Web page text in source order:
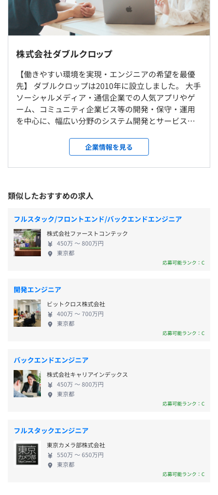
・基礎的なコーディングの問題
・実践的な模擬開発作業
＜特徴＞
入社後の研修は、段階的に難易度が上がります。
し、非常に貴重な学習経験を積むことが出来ます。
そのため、出来るだけ時間を無駄にしないよう、プログラ
ミングの基礎は最低限自分で勉強していただくことをお勧
めしています。
プロジェクトごとに選択、オブジェクト指向、ウォーター
フォール、アジャイル、ペアプロ
・半期ごとに、各々が設定した目標への進捗度合い等をチ
ェックする面談があります。
評価対象となるのは、”スキル面”と”行動指針（人格
面）”の両方です。
実績はもちろんプロセスや行動指針なども考慮し、評価を
また、さらに4半期ごとにも進捗をチェックし、過度な進
捗遅れが発生しないよう注意しています。
程度となります。
・ほぼ全員がWebアプリケーションの開発に従事してい
ます。
・1名～10名で開発を行っております。
・クライアントの要望に合わせ、様々なポジションで活躍
いただきます。
・1プロジェクトの期間はおよそ12か月程度、希望により
就業場所の変更範囲
＜雇入時＞
本社
＜変更範囲＞
会社の定める場所（テレワークを行う場所を含む）
受動喫煙防止措置に関する事項
敷地内禁煙
◆本社
・各線「渋谷駅」より徒歩8分
（※ 想定年収 は年収提示額を保証するものではありません）
9:30～18:30／実働8h・休憩1h（平均残業20h以内／常駐
先により異なる場合あり）
休憩時間：12:00〜13:00（60分）
平均残業時間：繁忙期で平均10-20時間／月
＜年間休日126日以上＞
・土日
・有給休暇
・夏期休暇
・年末年始休暇
・慶弔休暇
・特別休暇
・出産育児休暇
※長期連続休暇の取得も可能
※男性と女性の育児休暇実績あり
＜各種手当＞
■役職手当
└月1万～5万円
■職能手当
■資格手当
└所持資格により月5000～3万円
■住宅手当・家賃補助
└月1万～3万5000円
■テレワーク手当
株式会社ダブルクロップ
【働きやすい環境を実現・エンジニアの希望を最優
先】 ダブルクロップは2010年に設立しました。 大手
ソーシャルメディア・通信企業での人気アプリやゲ
ーム、コミュニティ企業ビス等の開発・保守・運用
を中心に、幅広い分野のシステム開発とサービスの
トから高い信頼を頂いて参りました。 現在は、Web
サービス、アプリケーションを中心に、業界にこだ
わらず数多くのクライアントとお取引がございます。
しっかりサポート】 ダブルクロップの取り扱う案件
は、エンドユーザーや元請け企業から直接、参画の
お引き合いを頂くものが多いため、クライアントと
近い距離で開発に参加でき、技術者目線での提案や
意見が取り入れられることも多く、やる気次第で面
白い仕事が出来るものばかりです。 また、入社後す
ぐに常駐先での作業となることは稀で、個人のレベ
ライアントの現場でご活躍いただきます。 【WLB重
視のホワイト企業・残業少なめ、福利厚生や手当充
実】 ダブルクロップは、エンジニアの働き易さを重
視し、負荷が高すぎる仕事はあまりお引受けしてい
ません。そのため、全社的な平均残業時間は10時間/
住宅手当や家族手当、退職金制度といった手当、福
利厚生の充実はもちろん、休暇制度もしっかり整備
し長期休暇も取れるよう配慮しており、仕事もプラ
イベートもしっかり楽しめる環境を整えています。長
期安定して働ける職場であること、社員とその家族
企業情報を見る
類似したおすすめの求人
フルスタック/フロントエンド/バックエンドエンジニア
株式会社ファーストコンテック
450万 〜 800万円
東京都
応募可能ランク：C
開発エンジニア
ビットクロス株式会社
400万 〜 700万円
東京都
応募可能ランク：C
バックエンドエンジニア
株式会社キャリアインデックス
450万 〜 800万円
東京都
応募可能ランク：C
フルスタックエンジニア
東京カメラ部株式会社
550万 〜 650万円
東京都
応募可能ランク：C